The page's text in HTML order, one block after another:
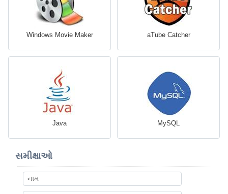
Windows Movie Maker aTube Catcher
Java MySQL
સમીક્ષાઓ